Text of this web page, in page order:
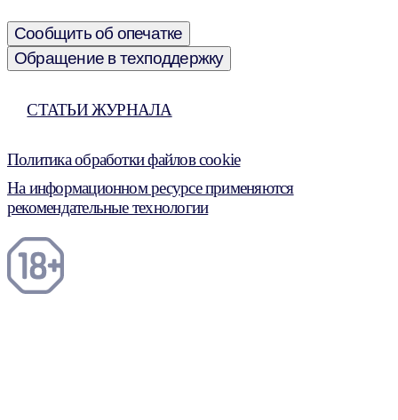
Сообщить об опечатке
Обращение в техподдержку
СТАТЬИ ЖУРНАЛА
Политика обработки файлов cookie
На информационном ресурсе применяются
рекомендательные технологии